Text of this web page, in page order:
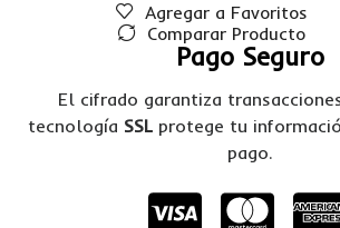
Agregar a Favoritos
Comparar Producto
Pago Seguro
El cifrado garantiza
tecnología SSL protege tu
pago.